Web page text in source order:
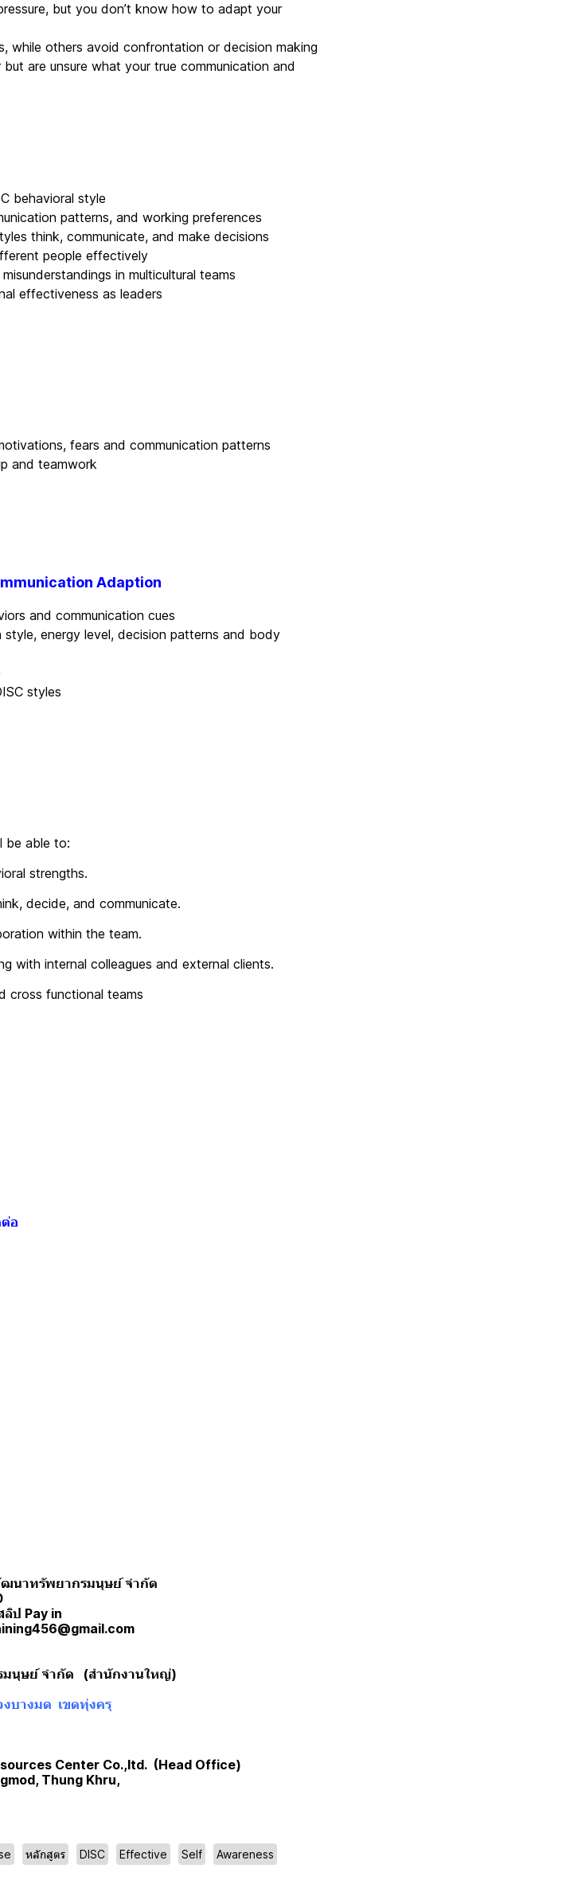
but you don’t know how to adapt your
while others avoid confrontation or decision making
are unsure what your true communication and
behavioral style
patterns, and working preferences
think, communicate, and make decisions
people effectively
in multicultural teams
effectiveness as leaders
fears and communication patterns
and teamwork
Adaption
and communication cues
style, energy level, decision patterns and body
styles
be able to:
strengths.
decide, and communicate.
within the team.
internal colleagues and external clients.
cross functional teams
อ
ฒนาทรัพยากรมนุษย์ จำกัด
ป Pay in
มนุษย์ จำกัด (สำนักงานใหญ่)
บางมด เขตทุ่งครุ
Center Co.,ltd. (Head Office)
Thung Khru,
หลักสูตร DISC Effective Self Awareness